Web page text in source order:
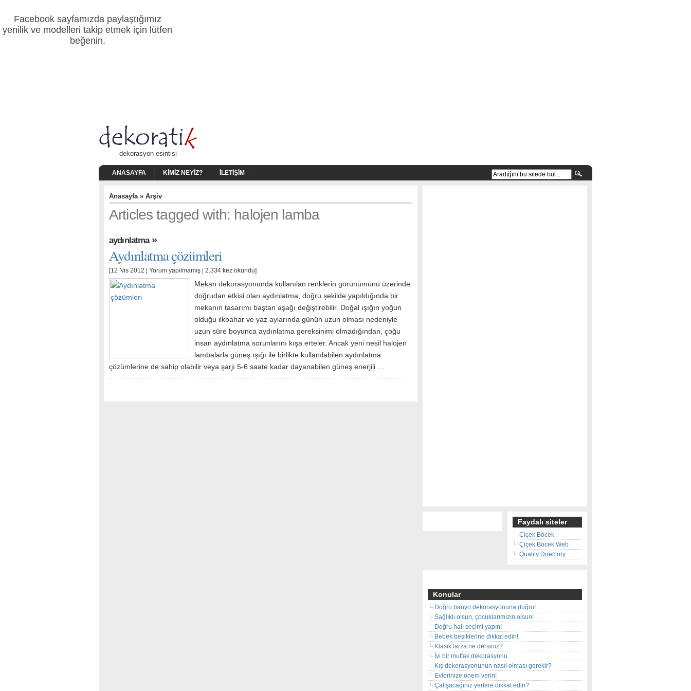
Facebook sayfamızda paylaştığımız
yenilik ve modelleri takip etmek için lütfen
beğenin.
dekorasyon esintisi
ANASAYFA KIMIZ NEYIZ? İLETIŞIM
Anasayfa» Arşiv
Articles tagged with: halojen lamba
aydınlatma»
Aydınlatma çözümleri
[12 Nis 2012 | Yorum yapılmamış | 2.334 kez okundu]
Mekan dekorasyonunda kullanılan renklerin görünümünü üzerinde
doğrudan etkisi olan aydınlatma, doğru şekilde yapıldığında bir
mekanın tasarımı baştan aşağı değiştirebilir. Doğal ışığın yoğun
olduğu ilkbahar ve yaz aylarında günün uzun olması nedeniyle
uzun süre boyunca aydınlatma gereksinimi olmadığından, çoğu
insan aydınlatma sorunlarını kışa erteler. Ancak yeni nesil halojen
lambalarla güneş ışığı ile birlikte kullanılabilen aydınlatma
çözümlerine de sahip olabilir veya şarjı 5-6 saate kadar dayanabilen güneş enerjili …
Faydalı siteler
Çiçek Böcek
Çiçek Böcek Web
Quality Directory
Konular
Doğru banyo dekorasyonuna doğru!
Sağlıklı olsun, çocuklarımızın olsun!
Doğru halı seçimi yapın!
Bebek beşiklerine dikkat edin!
Klasik tarza ne dersiniz?
İyi bir mutfak dekorasyonu
Kış dekorasyonunun nasıl olması gerekir?
Evlerinize önem verin!
Çalışacağınız yerlere dikkat edin?